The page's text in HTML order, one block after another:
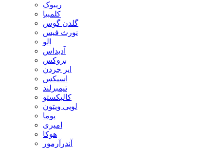
ریبوک
کلمبیا
گلدن گوس
نورث فیس
الو
آدیداس
بروکس
ایر جردن
اسیکس
تیمبرلند
کالیکستو
لویی ویتون
پوما
امیری
هوکا
آندرآرمور